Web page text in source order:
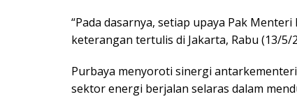
“Pada dasarnya, setiap upaya Pak
keterangan tertulis di Jakarta, Rabu (13/5/
Purbaya menyoroti sinergi
sektor energi berjalan selaras dalam